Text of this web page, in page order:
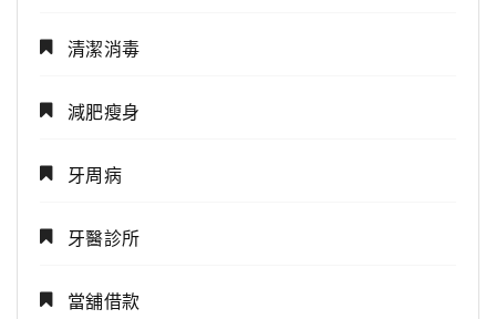
清潔消毒
減肥瘦身
牙周病
牙醫診所
當舖借款